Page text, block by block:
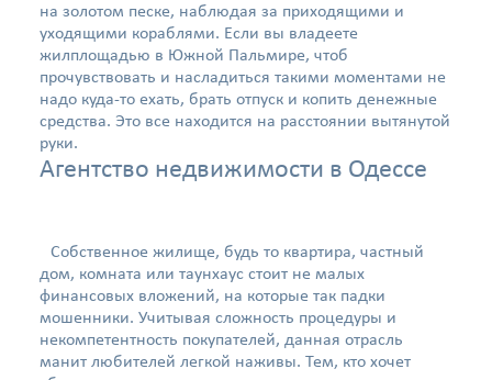
на золотом песке, наблюдая за приходящими и
уходящими кораблями. Если вы владеете
жилплощадью в Южной Пальмире, чтоб
прочувствовать и насладиться такими моментами не
надо куда-то ехать, брать отпуск и копить денежные
средства. Это все находится на расстоянии вытянутой
руки.
Агентство недвижимости в Одессе
Собственное жилище, будь то квартира, частный
дом, комната или таунхаус стоит не малых
финансовых вложений, на которые так падки
мошенники. Учитывая сложность процедуры и
некомпетентность покупателей, данная отрасль
манит любителей легкой наживы. Тем, кто хочет